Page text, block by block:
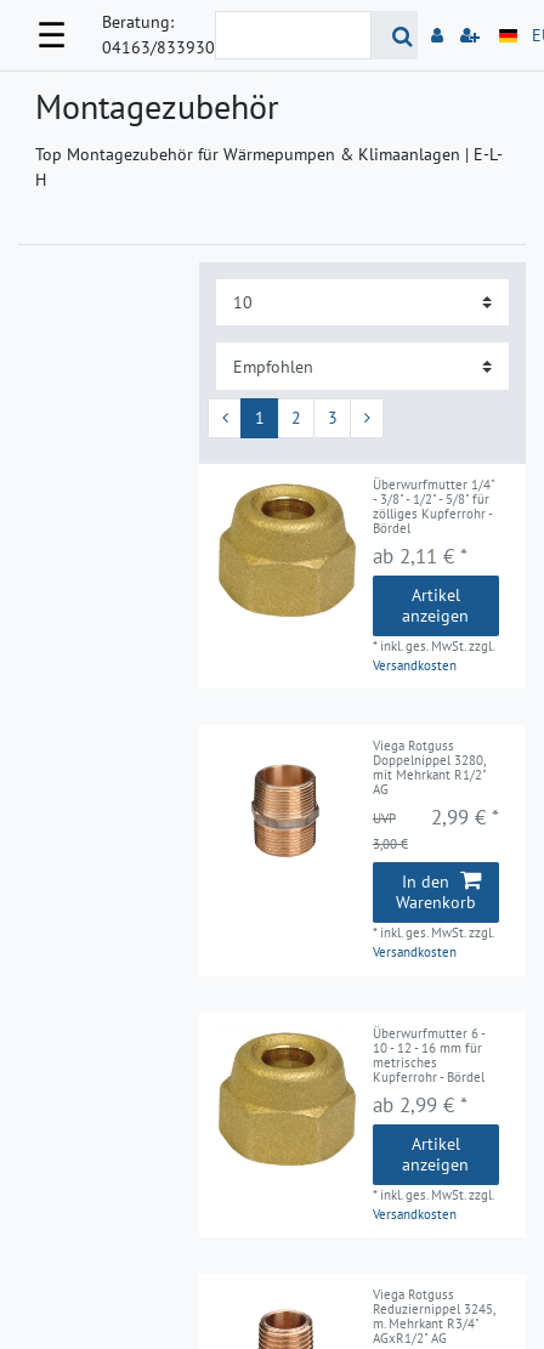
☰
Beratung:
04163/833930
Montagezubehör
Top Montagezubehör für Wärmepumpen & Klimaanlagen | E-L-
H
1 2 3
Überwurfmutter 1/4"
- 3/8" - 1/2" - 5/8" für
zölliges Kupferrohr -
Bördel
ab 2,11 € *
Artikel
anzeigen
* inkl. ges. MwSt.zzgl.
Versandkosten
Viega Rotguss
Doppelnippel 3280,
mit Mehrkant R1/2"
AG
UVP
3,00 €
2,99 € *
In den
Warenkorb
* inkl. ges. MwSt.zzgl.
Versandkosten
Überwurfmutter 6 -
10 - 12 - 16 mm für
metrisches
Kupferrohr - Bördel
ab 2,99 € *
Artikel
anzeigen
* inkl. ges. MwSt. zzgl.
Versandkosten
Viega Rotguss
Reduziernippel 3245,
m. Mehrkant R3/4"
AGxR1/2" AG